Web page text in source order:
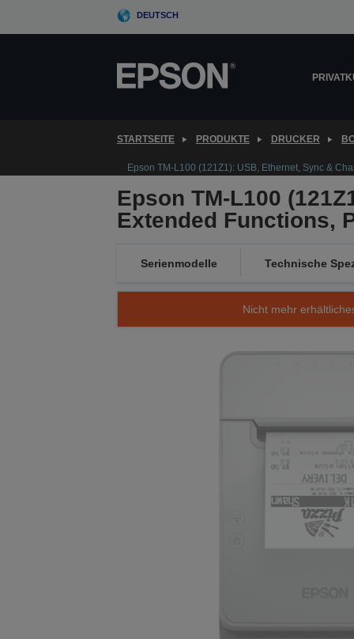
DEUTSCH
STARTSEITE PRODUKTE DRUCKER
Epson TM-L100 (121Z1): USB, Ethernet, Sync &
Epson TM-L100
Extended Functions,
Serienmodelle Technische
Nicht mehr